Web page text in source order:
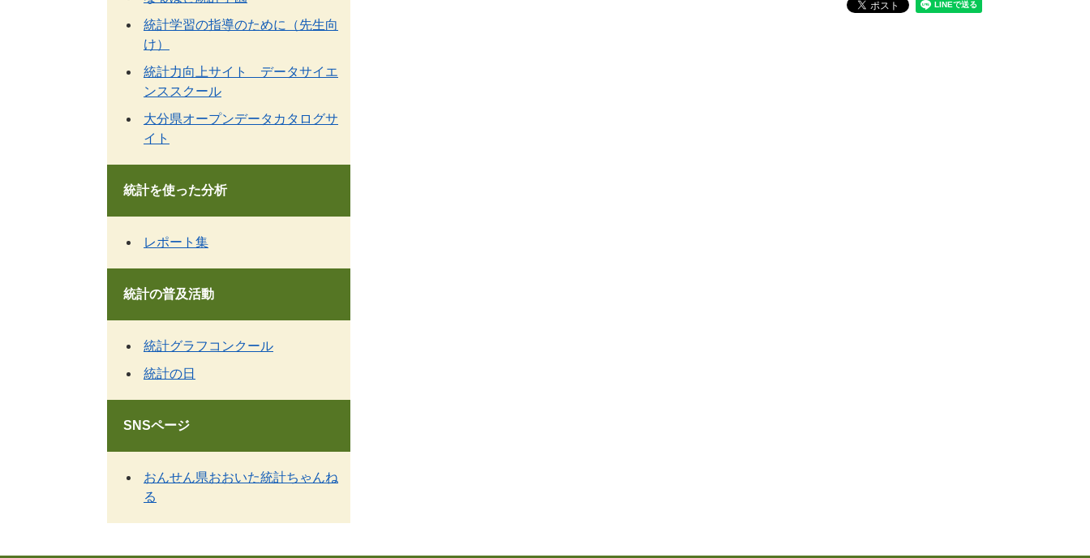
統計学習の指導のために（先生向
け）
統計力向上サイト データサイエ
ンススクール
大分県オープンデータカタログサ
イト
統計を使った分析
レポート集
統計の普及活動
統計グラフコンクール
統計の日
SNSページ
おんせん県おおいた統計ちゃんね
る